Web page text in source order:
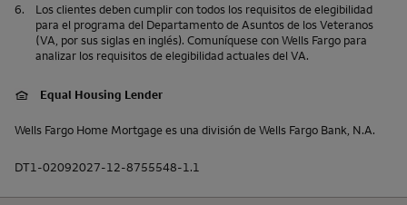
6.
Los clientes deben cumplir con todos los requisitos de elegibilidad
para el programa del Departamento de Asuntos de los Veteranos
(VA, por sus siglas en inglés). Comuníquese conWells Fargo para
analizar los requisitos de elegibilidad actuales del VA.
Equal Housing Lender
Wells Fargo Home Mortgagees una división deWells Fargo Bank, N.A.
DT1-02092027-12-8755548-1.1